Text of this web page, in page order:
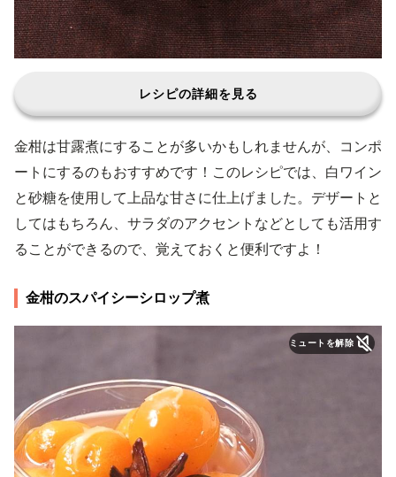
レシピの詳細を見る
金柑は甘露煮にすることが多いかもしれませんが、コンポ
ートにするのもおすすめです！このレシピでは、白ワイン
と砂糖を使用して上品な甘さに仕上げました。デザートと
してはもちろん、サラダのアクセントなどとしても活用す
ることができるので、覚えておくと便利ですよ！
金柑のスパイシーシロップ煮
ミュートを解除